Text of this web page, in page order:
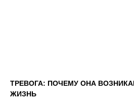
ТРЕВОГА: ПОЧЕМУ ОНА
ЖИЗНЬ